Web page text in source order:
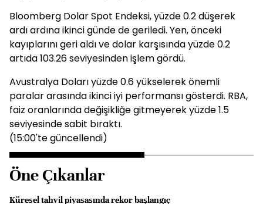
Bloomberg Dolar Spot Endeksi, yüzde 0.2 düşerek
ardı ardına ikinci günde de geriledi. Yen, önceki
kayıplarını geri aldı ve dolar karşısında yüzde 0.2
artıda 103.26 seviyesinden işlem gördü.
Avustralya Doları yüzde 0.6 yükselerek önemli
paralar arasında ikinci iyi performansı gösterdi. RBA,
faiz oranlarında değişikliğe gitmeyerek yüzde 1.5
seviyesinde sabit bıraktı.
(15:00'te güncellendi)
Öne Çıkanlar
Küresel tahvil piyasasında rekor başlangıç